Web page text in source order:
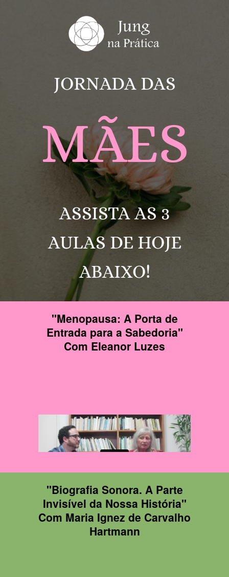
JORNADA DAS
MÃES
ASSISTA AS 3
AULAS DE HOJE
ABAIXO!
"Menopausa: A Porta de
Entrada para a Sabedoria"
Com Eleanor Luzes
"Biografia Sonora. A Parte
Invisível da Nossa História"
Com Maria Ignez de Carvalho
Hartmann